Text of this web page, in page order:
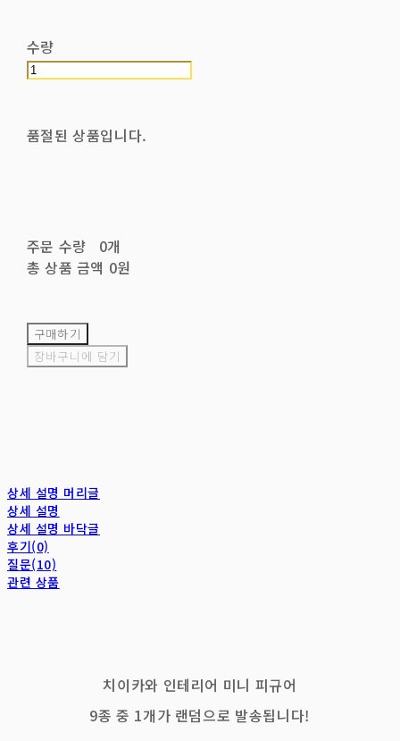
수량
품절된 상품입니다.
주문 수량
0개
총 상품 금액 0원
구매하기
장바구니에 담기
상세 설명 머리글
상세 설명
상세 설명 바닥글
후기(0)
질문(10)
관련 상품
치이카와 인테리어 미니 피규어
9종 중 1개가 랜덤으로 발송됩니다!